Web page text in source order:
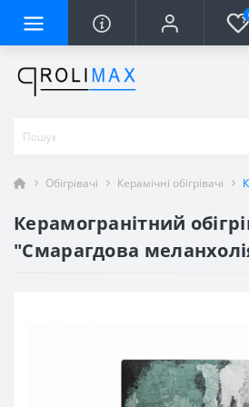
Обігрівачі Керамічні обігрівачі
Керамогранітний
"Смарагдова